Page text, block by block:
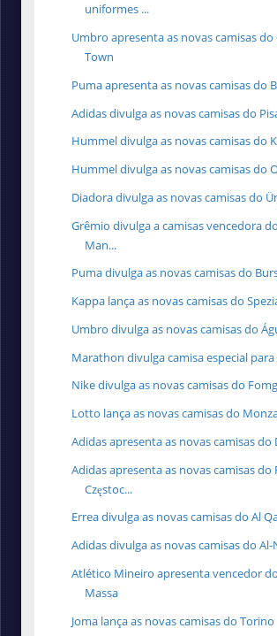
uniformes ...
Umbro apresenta as novas camisas
Town
Puma apresenta as novas camisas do
Adidas divulga as novas camisas do
Hummel divulga as novas camisas do
Hummel divulga as novas camisas do
Diadora divulga as novas camisas do
Grêmio divulga a camisas vencedora
Man...
Puma divulga as novas camisas do
Kappa lança as novas camisas do
Umbro divulga as novas camisas do
Marathon divulga camisa especial
Nike divulga as novas camisas do
Lotto lança as novas camisas do
Adidas apresenta as novas camisas do
Adidas apresenta as novas camisas do
Częstoc...
Errea divulga as novas camisas do Al
Adidas divulga as novas camisas do Al-
Atlético Mineiro apresenta vencedor
Massa
Joma lança as novas camisas do Torino